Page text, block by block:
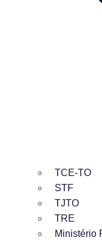
TCE-TO
STF
TJTO
TRE
Ministério